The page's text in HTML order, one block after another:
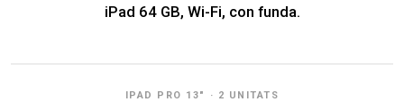
iPad 64 GB, Wi-Fi, con funda.
IPAD PRO 13" · 2 UNITATS